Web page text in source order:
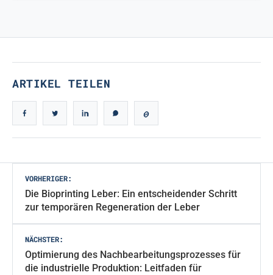
ARTIKEL TEILEN
Beitragsnavigation
VORHERIGER:
Die Bioprinting Leber: Ein entscheidender Schritt
zur temporären Regeneration der Leber
NÄCHSTER:
Optimierung des Nachbearbeitungsprozesses für
die industrielle Produktion: Leitfaden für